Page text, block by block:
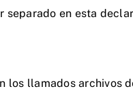
en esta
llamados archivos